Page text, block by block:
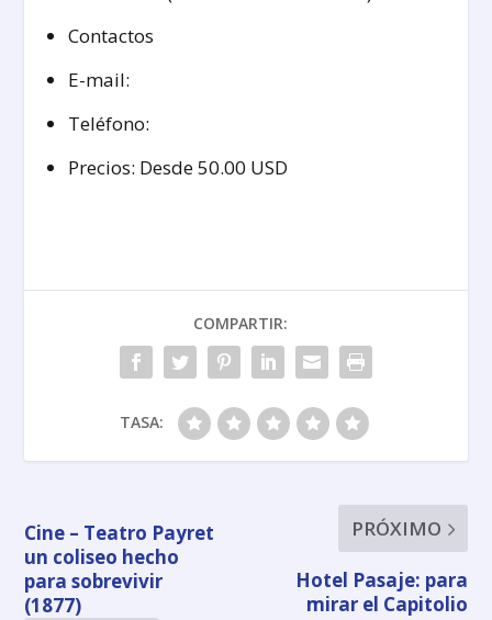
Contactos
E-mail:
Teléfono:
Precios: Desde 50.00 USD
COMPARTIR:
TASA:
Cine – Teatro Payret
un coliseo hecho
para sobrevivir
(1877)
PRÓXIMO
Hotel Pasaje: para
mirar el Capitolio